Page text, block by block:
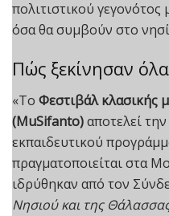
πολιτιστικού
όσα θα συμβούν στο
Πώς ξεκίνησαν όλα
«Το Φεστιβάλ κλασικής
(MuSifanto)αποτελεί
εκπαιδευτικού
πραγματοποιείται στα
ιδρύθηκαν από τον
Νησιού και της